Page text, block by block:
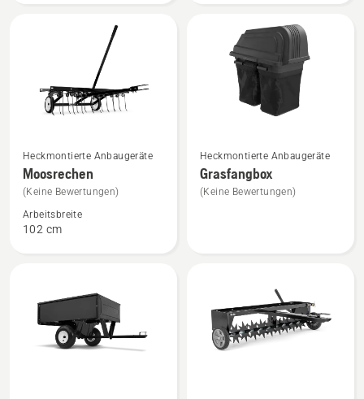
Details
zu
Moosrechen
anzeigen
Heckmontierte Anbaugeräte
Moosrechen
(Keine Bewertungen)
Arbeitsbreite
102 cm
Details
zu
Grasfangbox
Heckmontierte Anbaugeräte
Grasfangbox
(Keine Bewertungen)